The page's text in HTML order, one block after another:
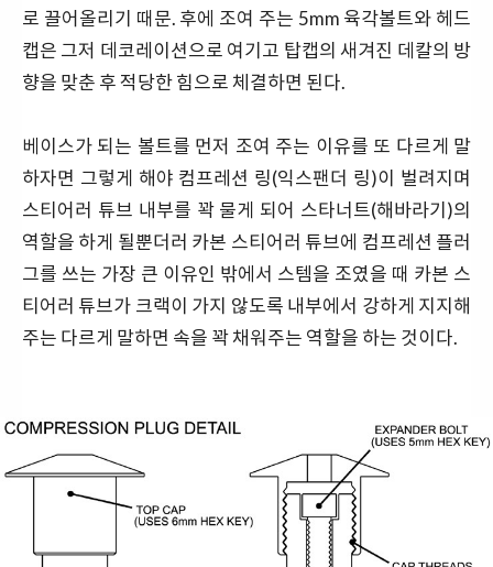
로 끌어올리기 때문. 후에 조여 주는 5mm 육각볼트와 헤드
캡은 그저 데코레이션으로 여기고 탑캡의 새겨진 데칼의 방
향을 맞춘 후 적당한 힘으로 체결하면 된다.
베이스가 되는 볼트를 먼저 조여 주는 이유를 또 다르게 말
하자면 그렇게 해야 컴프레션 링(익스팬더 링)이 벌려지며
스티어러 튜브 내부를 꽉 물게 되어 스타너트(해바라기)의
역할을 하게 될뿐더러 카본 스티어러 튜브에 컴프레션 플러
그를 쓰는 가장 큰 이유인 밖에서 스템을 조였을 때 카본 스
티어러 튜브가 크랙이 가지 않도록 내부에서 강하게 지지해
주는 다르게 말하면 속을 꽉 채워주는 역할을 하는 것이다.